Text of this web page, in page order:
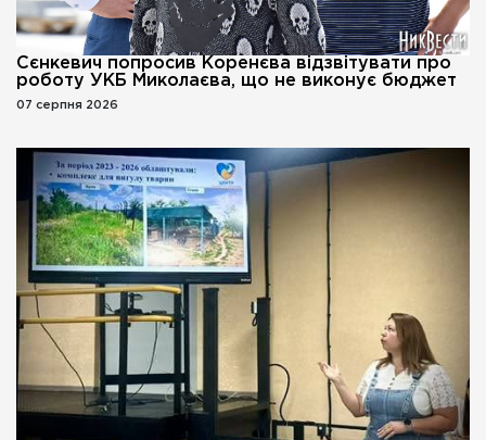
Сєнкевич попросив Коренєва відзвітувати про
роботу УКБ Миколаєва, що не виконує бюджет
07 серпня 2026